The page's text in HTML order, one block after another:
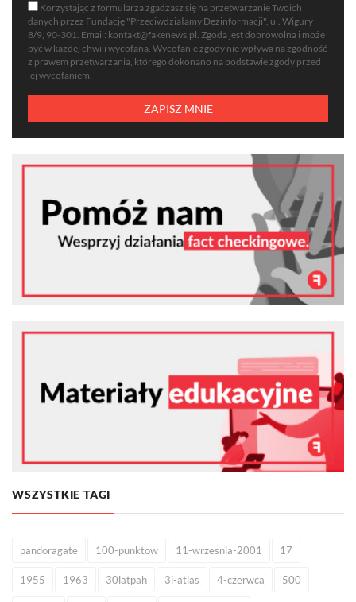
Korzystając z formularza zgadzasz się na przetwarzanie Twoich
danych przez Fundację "Przeciwdziałamy Dezinformacji", ul. Wigury
8/9, 90-301. Email: kontakt@fakenews.pl . Zgoda jest dobrowolna i może
być w każdej chwili wycofana. Wycofanie zgody nie wpływa na zgodność
z prawem przetwarzania, którego dokonano na podstawie zgody przed
jej wycofaniem.
WSZYSTKIE TAGI
pandoragate 100-punktow 11-wrzesnia-2001 17
1955 1963 30latpah 3i-atlas 4-czerwca 500